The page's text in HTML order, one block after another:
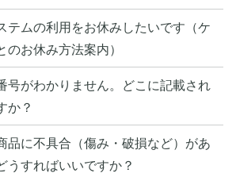
テムの利用をお休みしたいです（ケ
のお休み方法案内）
号がわかりません。どこに記載され
か？
品に不具合（傷み・破損など）があ
うすればいいですか？